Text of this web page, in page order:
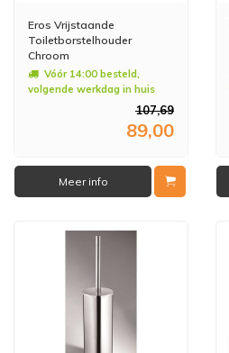
Eros Vrijstaande
Toiletborstelhouder
Chroom
Vóór 14:00 besteld,
volgende werkdag in huis
107,69
89,00
Meer info